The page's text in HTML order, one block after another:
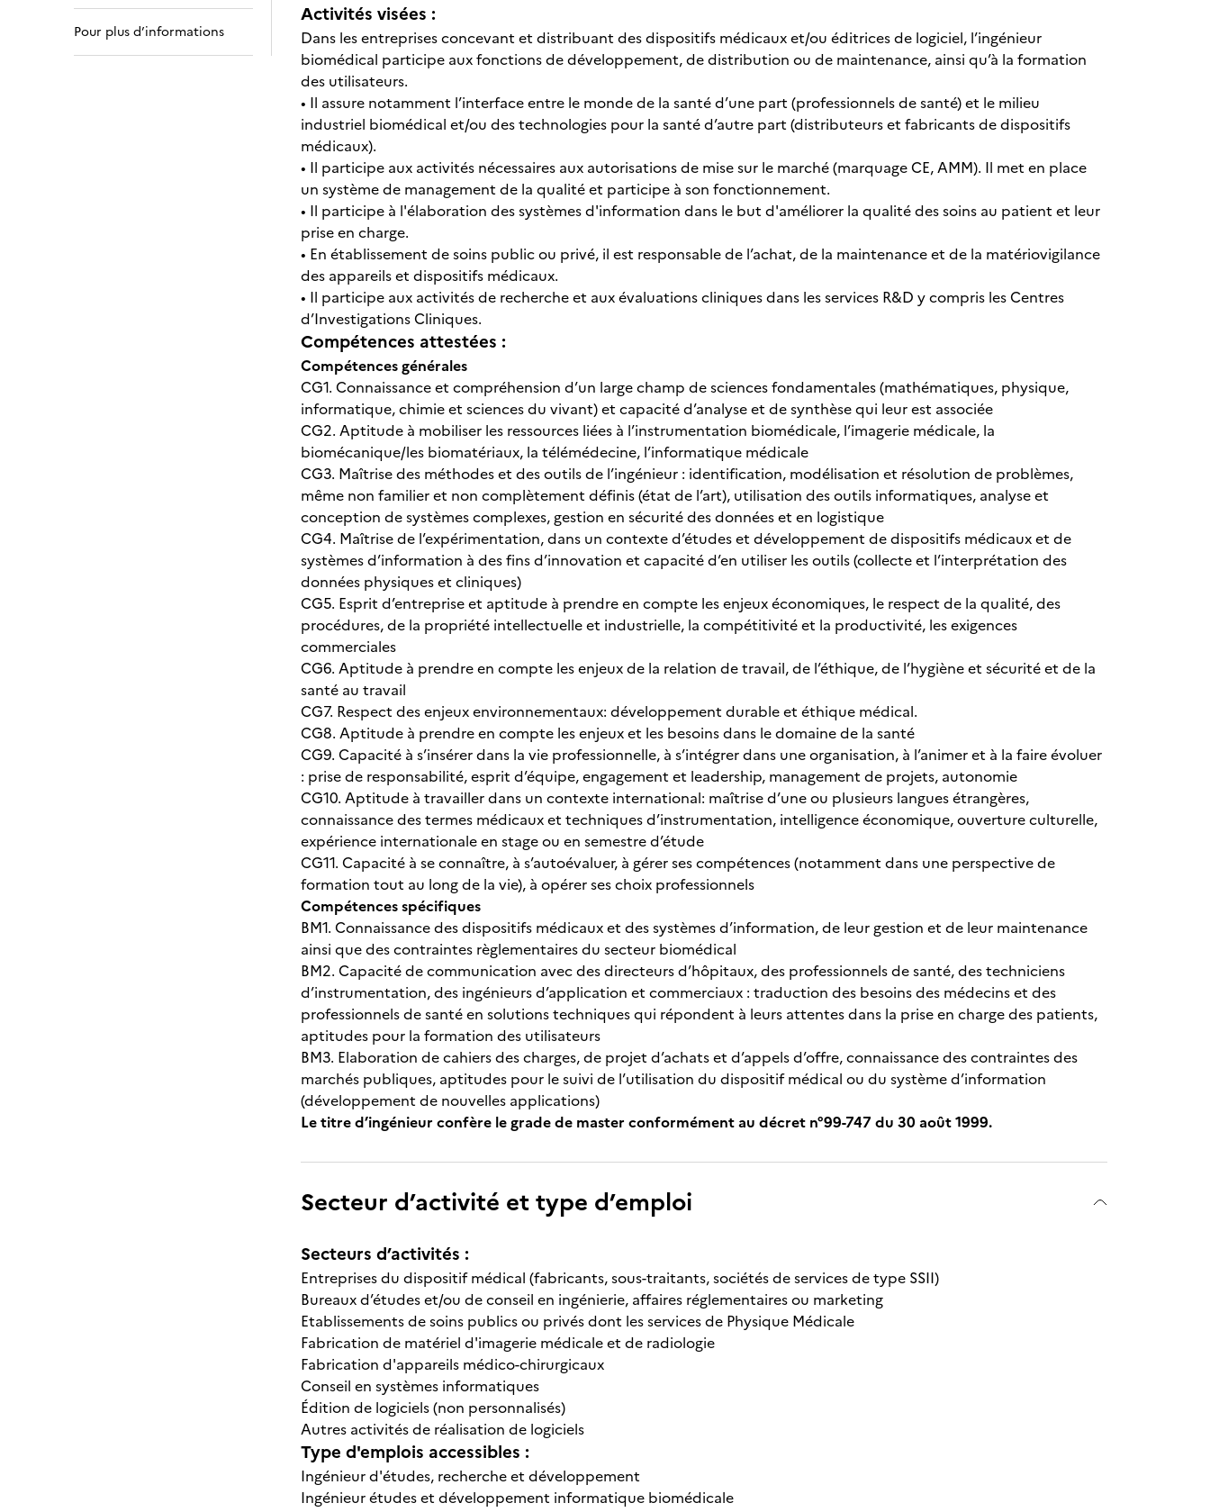
Pour plus d’informations
Activités visées :
Dans les entreprises concevant et distribuant des dispositifs médicaux et/ou éditrices de logiciel, l’ingénieur
biomédical participe aux fonctions de développement, de distribution ou de maintenance, ainsi qu’à la formation
des utilisateurs.
• Il assure notamment l’interface entre le monde de la santé d’une part (professionnels de santé) et le milieu
industriel biomédical et/ou des technologies pour la santé d’autre part (distributeurs et fabricants de dispositifs
médicaux).
• Il participe aux activités nécessaires aux autorisations de mise sur le marché (marquage CE, AMM). Il met en place
un système de management de la qualité et participe à son fonctionnement.
• Il participe à l'élaboration des systèmes d'information dans le but d'améliorer la qualité des soins au patient et leur
prise en charge.
• En établissement de soins public ou privé, il est responsable de l’achat, de la maintenance et de la matériovigilance
des appareils et dispositifs médicaux.
• Il participe aux activités de recherche et aux évaluations cliniques dans les services R&D y compris les Centres
d’Investigations Cliniques.
Compétences attestées :
Compétences générales
CG1. Connaissance et compréhension d’un large champ de sciences fondamentales (mathématiques, physique,
informatique, chimie et sciences du vivant) et capacité d’analyse et de synthèse qui leur est associée
CG2. Aptitude à mobiliser les ressources liées à l’instrumentation biomédicale, l’imagerie médicale, la
biomécanique/les biomatériaux, la télémédecine, l’informatique médicale
CG3. Maîtrise des méthodes et des outils de l’ingénieur : identification, modélisation et résolution de problèmes,
même non familier et non complètement définis (état de l’art), utilisation des outils informatiques, analyse et
conception de systèmes complexes, gestion en sécurité des données et en logistique
CG4. Maîtrise de l’expérimentation, dans un contexte d’études et développement de dispositifs médicaux et de
systèmes d’information à des fins d’innovation et capacité d’en utiliser les outils (collecte et l’interprétation des
données physiques et cliniques)
CG5. Esprit d’entreprise et aptitude à prendre en compte les enjeux économiques, le respect de la qualité, des
procédures, de la propriété intellectuelle et industrielle, la compétitivité et la productivité, les exigences
commerciales
CG6. Aptitude à prendre en compte les enjeux de la relation de travail, de l’éthique, de l’hygiène et sécurité et de la
santé au travail
CG7. Respect des enjeux environnementaux: développement durable et éthique médical.
CG8. Aptitude à prendre en compte les enjeux et les besoins dans le domaine de la santé
CG9. Capacité à s’insérer dans la vie professionnelle, à s’intégrer dans une organisation, à l’animer et à la faire évoluer
: prise de responsabilité, esprit d’équipe, engagement et leadership, management de projets, autonomie
CG10. Aptitude à travailler dans un contexte international: maîtrise d’une ou plusieurs langues étrangères,
connaissance des termes médicaux et techniques d’instrumentation, intelligence économique, ouverture culturelle,
expérience internationale en stage ou en semestre d’étude
CG11. Capacité à se connaître, à s’autoévaluer, à gérer ses compétences (notamment dans une perspective de
formation tout au long de la vie), à opérer ses choix professionnels
Compétences spécifiques
BM1. Connaissance des dispositifs médicaux et des systèmes d’information, de leur gestion et de leur maintenance
ainsi que des contraintes règlementaires du secteur biomédical
BM2. Capacité de communication avec des directeurs d’hôpitaux, des professionnels de santé, des techniciens
d’instrumentation, des ingénieurs d’application et commerciaux : traduction des besoins des médecins et des
professionnels de santé en solutions techniques qui répondent à leurs attentes dans la prise en charge des patients,
aptitudes pour la formation des utilisateurs
BM3. Elaboration de cahiers des charges, de projet d’achats et d’appels d’offre, connaissance des contraintes des
marchés publiques, aptitudes pour le suivi de l’utilisation du dispositif médical ou du système d’information
(développement de nouvelles applications)
Le titre d’ingénieur confère le grade de master conformément au décret n°99-747 du 30 août 1999.
Secteur d’activité et type d’emploi
Secteurs d’activités :
Entreprises du dispositif médical (fabricants, sous-traitants, sociétés de services de type SSII)
Bureaux d’études et/ou de conseil en ingénierie, affaires réglementaires ou marketing
Etablissements de soins publics ou privés dont les services de Physique Médicale
Fabrication de matériel d'imagerie médicale et de radiologie
Fabrication d'appareils médico-chirurgicaux
Conseil en systèmes informatiques
Édition de logiciels (non personnalisés)
Autres activités de réalisation de logiciels
Type d'emplois accessibles :
Ingénieur d'études, recherche et développement
Ingénieur études et développement informatique biomédicale